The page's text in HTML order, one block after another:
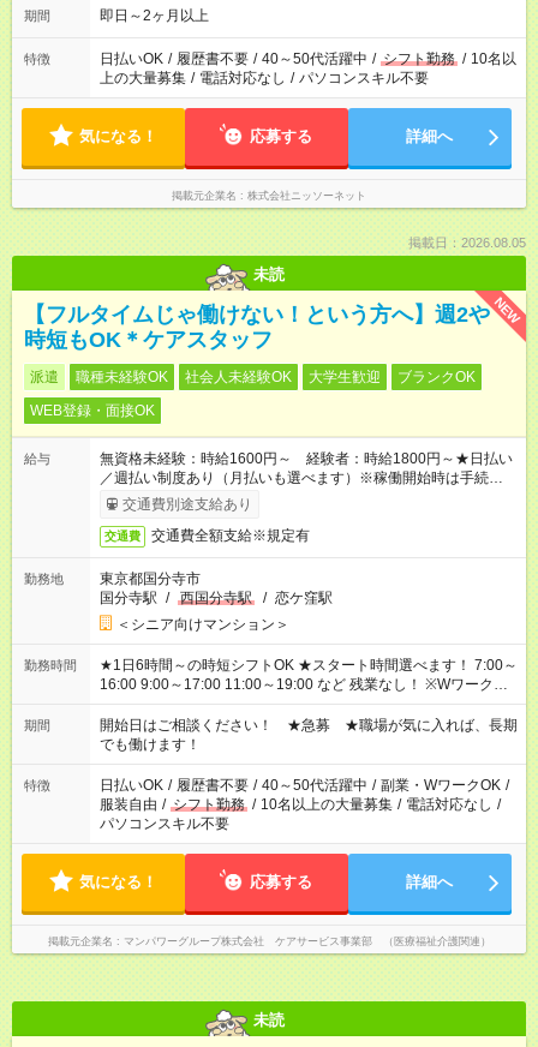
期間 即日～2ヶ月以上
特徴 日払いOK / 履歴書不要 / 40～50代活躍中 / シフト勤務 / 10名以
上の大量募集 / 電話対応なし / パソコンスキル不要
気になる！ 応募する 詳細へ
掲載元企業名 株式会社ニッソーネット
掲載日：2026.08.05
未読
NEW
【フルタイムじゃ働けない！という方へ】週2や
時短もOK＊ケアスタッフ
派遣 職種未経験OK 社会人未経験OK 大学生歓迎
ブランクOK
WEB登録・面接OK
給与
無資格未経験：時給1600円～ 経験者：時給1800円～★日払い
／週払い制度あり（月払いも選べます）※稼働開始時は手続き完
了次第のお支払いとなります。
交通費別途支給あり
交通費 交通費全額支給※規定有
勤務地
東京都国分寺市
国分寺駅 / 西国分寺駅 / 恋ケ窪駅
＜シニア向けマンション＞
勤務時間
★1日6時間～の時短シフトOK ★スタート時間選べます！ 7:00～
16:00 9:00～17:00 11:00～19:00 など 残業なし！ ※Wワークの
場合、他のお仕事と合わせ週40時間超の就業はご案内できませ
ん ※法令に基づき、週20時間以上勤務は社会保険への加入対象
となります ※労働者派遣法（日雇い派遣の原則禁止）により、
短時間・短期間の就業はご案内が難しい場合があります
期間
開始日はご相談ください！ ★急募 ★職場が気に入れば、長期
でも働けます！
特徴 日払いOK / 履歴書不要 / 40～50代活躍中 / 副業・WワークOK /
服装自由 / シフト勤務 / 10名以上の大量募集 / 電話対応なし /
パソコンスキル不要
気になる！ 応募する 詳細へ
掲載元企業名 マンパワーグループ株式会社 ケアサービス事業部 （医療福祉介護関連）
未読